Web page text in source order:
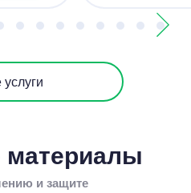
и защите